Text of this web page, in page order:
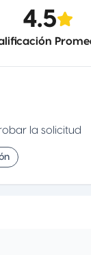
4.5
la solicitud